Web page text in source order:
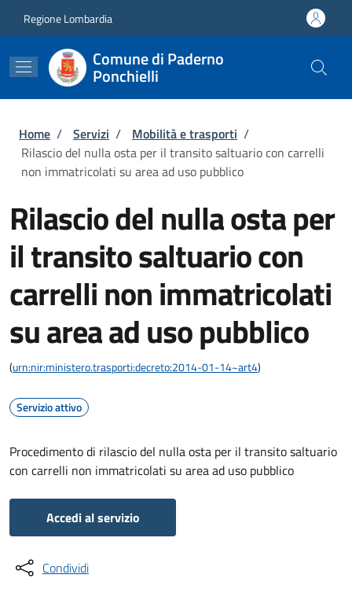
Regione Lombardia
Comune di Paderno
Ponchielli
Briciole di pane
Home / Servizi / Mobilità e trasporti /
Rilascio del nulla osta per il transito saltuario con carrelli
non immatricolati su area ad uso pubblico
Rilascio del nulla osta per
il transito saltuario con
carrelli non immatricolati
su area ad uso pubblico
(urn:nir:ministero.trasporti:decreto:2014-01-14~art4)
Servizio attivo
Procedimento di rilascio del nulla osta per il transito saltuario
con carrelli non immatricolati su area ad uso pubblico
Accedi al servizio
Condividi